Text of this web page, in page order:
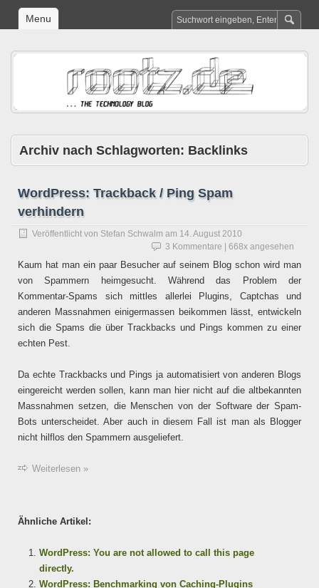
Menu
Archiv nach Schlagworten: Backlinks
WordPress: Trackback / Ping Spam
verhindern
Veröffentlicht von Stefan Schwalm am 14. August 2010
3 Kommentare | 668x angesehen
Kaum hat man ein paar Besucher auf seinem Blog schon wird man
von Spammern heimgesucht. Während das Problem der
Kommentar-Spams sich mittles allerlei Plugins, Captchas und
anderen Massnahmen einigermassen beikommen lässt, entwickeln
sich die Spams die über Trackbacks und Pings kommen zu einer
echten Pest.
Da echte Trackbacks und Pings ja automatisiert von anderen Blogs
eingereicht werden sollen, kann man hier nicht auf die altbekannten
Massnahmen setzen, die Menschen von der Software der Spam-
Bots unterscheidet. Aber auch in diesem Fall ist man als Blogger
nicht hilflos den Spammern ausgeliefert.
Weiterlesen »
Ähnliche Artikel:
WordPress: You are not allowed to call this page
directly.
WordPress: Benchmarking von Caching-Plugins